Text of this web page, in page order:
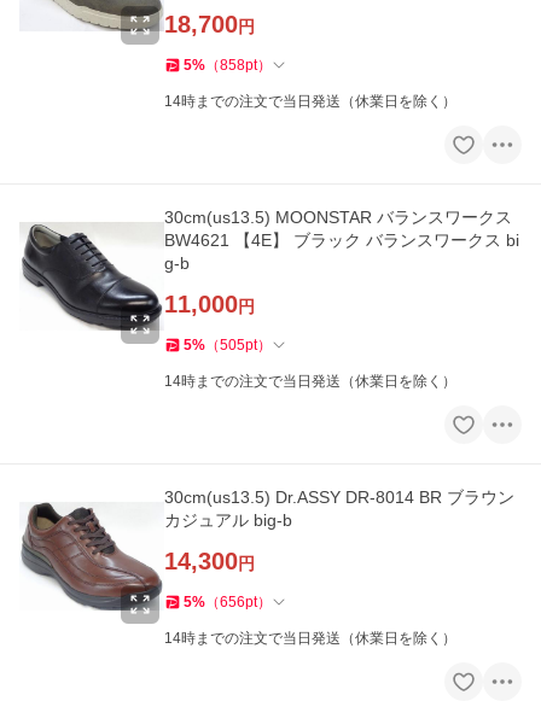
18,700円
5% （858pt）
14時までの注文で当日発送（休業日を除く）
30cm(us13.5) MOONSTAR バランスワークス
BW4621 【4E】 ブラック バランスワークス bi
g-b
11,000円
5% （505pt）
14時までの注文で当日発送（休業日を除く）
30cm(us13.5) Dr.ASSY DR-8014 BR ブラウン
カジュアル big-b
14,300円
5% （656pt）
14時までの注文で当日発送（休業日を除く）